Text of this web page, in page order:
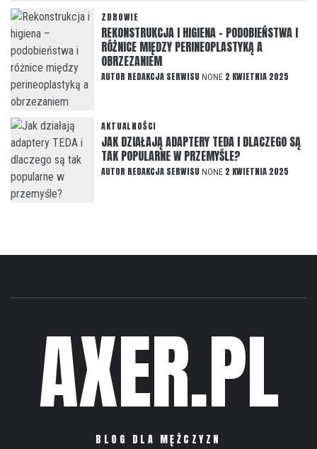
ZDROWIE
REKONSTRUKCJA I HIGIENA – PODOBIEŃSTWA I
RÓŻNICE MIĘDZY PERINEOPLASTYKĄ A
OBRZEZANIEM
AUTOR REDAKCJA SERWISU NONE 2 KWIETNIA 2025
AKTUALNOŚCI
JAK DZIAŁAJĄ ADAPTERY TEDA I DLACZEGO SĄ
TAK POPULARNE W PRZEMYŚLE?
AUTOR REDAKCJA SERWISU NONE 2 KWIETNIA 2025
AXER.PL
BLOG DLA MĘŻCZYZN